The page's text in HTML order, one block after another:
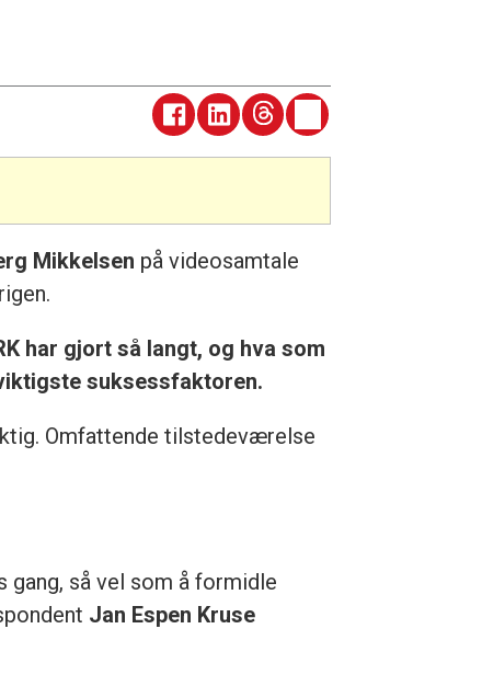
Mikkelsen på videosamtale
har gjort så langt, og hva som
suksessfaktoren.
Omfattende tilstedeværelse
så vel som å formidle
Jan Espen Kruse